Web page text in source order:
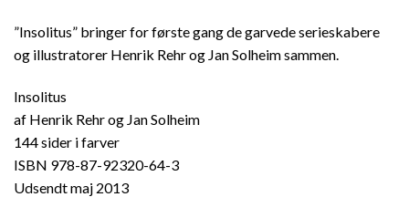
”Insolitus” bringer for første gang de garvede serieskabere
og illustratorer Henrik Rehr og Jan Solheim sammen.
Insolitus
af Henrik Rehr og Jan Solheim
144 sider i farver
ISBN 978-87-92320-64-3
Udsendt maj 2013